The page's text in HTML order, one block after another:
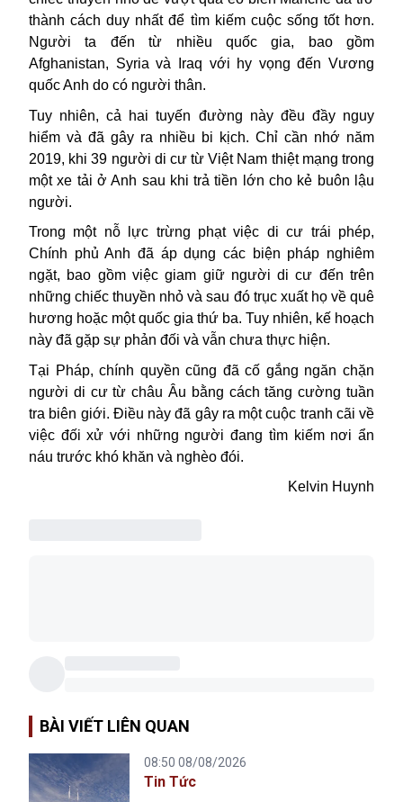
thành cách duy nhất để tìm kiếm cuộc sống tốt hơn.
Người ta đến từ nhiều quốc gia, bao gồm
Afghanistan, Syria và Iraq với hy vọng đến Vương
quốc Anh do có người thân.
Tuy nhiên, cả hai tuyến đường này đều đầy nguy
hiểm và đã gây ra nhiều bi kịch. Chỉ cần nhớ năm
2019, khi 39 người di cư từ Việt Nam thiệt mạng trong
một xe tải ở Anh sau khi trả tiền lớn cho kẻ buôn lậu
người.
Trong một nỗ lực trừng phạt việc di cư trái phép,
Chính phủ Anh đã áp dụng các biện pháp nghiêm
ngặt, bao gồm việc giam giữ người di cư đến trên
những chiếc thuyền nhỏ và sau đó trục xuất họ về quê
hương hoặc một quốc gia thứ ba. Tuy nhiên, kế hoạch
này đã gặp sự phản đối và vẫn chưa thực hiện.
Tại Pháp, chính quyền cũng đã cố gắng ngăn chặn
người di cư từ châu Âu bằng cách tăng cường tuần
tra biên giới. Điều này đã gây ra một cuộc tranh cãi về
việc đối xử với những người đang tìm kiếm nơi ẩn
náu trước khó khăn và nghèo đói.
Kelvin Huynh
BÀI VIẾT LIÊN QUAN
08:50 08/08/2026
Tin Tức